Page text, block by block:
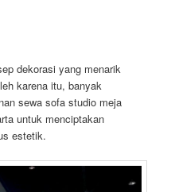
dekorasi yang menarik
karena itu, banyak
sewa sofa studio meja
untuk menciptakan
estetik.